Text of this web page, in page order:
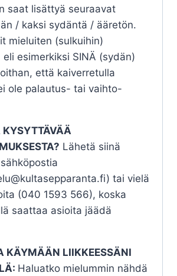
saat lisättyä seuraavat
/ kaksi sydäntä / ääretön.
mieluiten (sulkuihin)
esimerkiksi SINÄ (sydän)
että kaiverretulla
ole palautus- tai vaihto-
Lähetä siinä
tai vielä
(040 1593 566), koska
saattaa asioita jäädä
KÄYMÄÄN LIIKKEESSÄNI
Haluatko mielummin nähdä